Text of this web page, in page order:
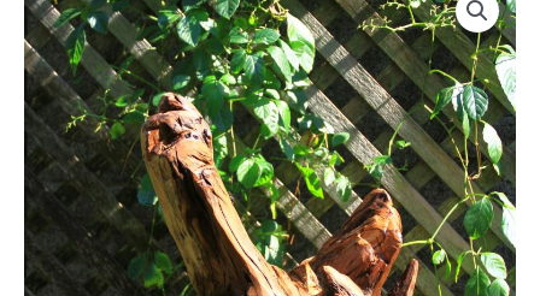
寿
を
祈
念
す
る
「鶴」
の
の
大